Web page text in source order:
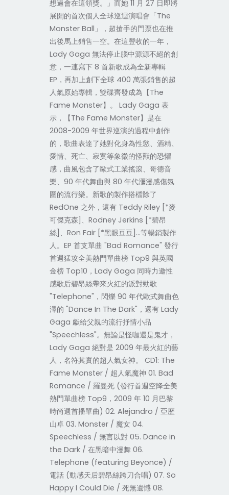
想過會在這領獎。」而她 11 月 27 日即將
展開的首次個人全球巡迴演唱會「The
Monster Ball」，超搶手的門票也在推
出後馬上銷售一空。在這豐收的一年，
Lady Gaga 無法停止腦中源源不絕的創
意，一連寫下 8 首新歌成為全新專輯
EP，再加上創下全球 400 萬張銷售的超
人氣原始專輯，雙碟齊發成為【The
Fame Monster】。 Lady Gaga 表
示，【The Fame Monster】是在
2008-2009 年世界巡演的過程中創作
的，歌曲表達了她對化身為性慾、酒精、
愛情、死亡、寂寞等象徵的怪獸的恐懼
感，曲風包含了歐式工業搖滾、哥德音
樂、90 年代舞曲與 80 年代瀰漫感傷氛
圍的流行樂。新歌的製作搭檔除了
RedOne 之外，還有 Teddy Riley [*麥
可傑克森]、Rodney Jerkins [*碧昂
絲]、Ron Fair [*黑眼豆豆]…等暢銷製作
人。EP 首支單曲 "Bad Romance" 發行
首週猛攻全美熱門單曲榜 Top9 與英國
金榜 Top10，Lady Gaga 同時力邀性
感歌后碧昂絲帶來火紅的派對勁歌
"Telephone"，閃爍 90 年代歐式舞曲色
澤的 "Dance In The Dark"，還有 Lady
Gaga 獻給父親的流行抒情小品
"Speechless"。無論是怪咖還是鬼才，
Lady Gaga 絕對是 2009 年最火紅的藝
人，名符其實的超人氣女神。 CD1: The
Fame Monster / 超人氣魔神 01. Bad
Romance / 羅曼死 (發行首週空降全美
熱門單曲榜 Top9，2009 年 10 月巴黎
時尚週首播單曲) 02. Alejandro / 亞歷
山卓 03. Monster / 魔女 04.
Speechless / 無言以對 05. Dance in
the Dark / 在黑暗中漫舞 06.
Telephone (featuring Beyonce) /
電話 (動感天后碧昂絲跨刀合唱) 07. So
Happy I Could Die / 死無遺憾 08.